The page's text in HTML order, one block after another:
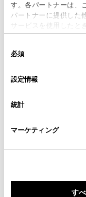
す。各パートナーは、
パートナーに提供した
サービスを使用したと
使用することがありま
デバイスにすべての
意したことになりま
設定の変更、同意を
「Cookie（クッキー）
必須
設定情報
統計
マーケティング
す
1750 ×1410 ×1095mm
車両重量
1020kg
装備・オプション